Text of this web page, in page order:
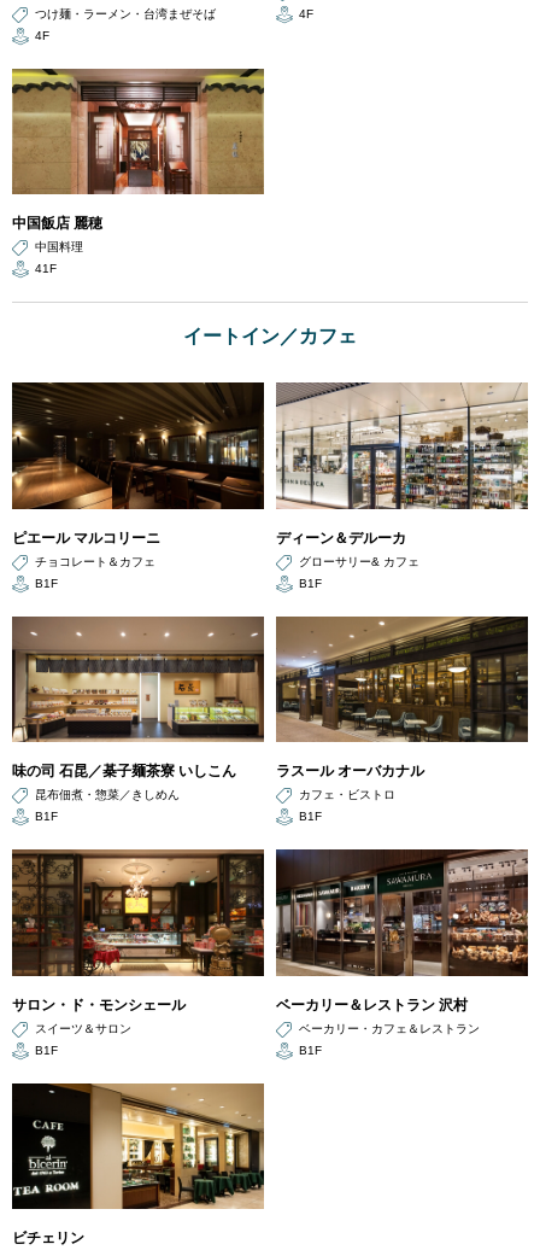
つけ麺・ラーメン・台湾まぜそば
4F
4F
中国飯店 麗穂
中国料理
41F
イートイン／カフェ
ピエール マルコリーニ
チョコレート＆カフェ
B1F
ディーン＆デルーカ
グローサリー& カフェ
B1F
味の司 石昆／棊子麺茶寮 いしこん
昆布佃煮・惣菜／きしめん
B1F
ラスール オーバカナル
カフェ・ビストロ
B1F
サロン・ド・モンシェール
スイーツ＆サロン
B1F
ベーカリー＆レストラン 沢村
ベーカリー・カフェ＆レストラン
B1F
ビチェリン